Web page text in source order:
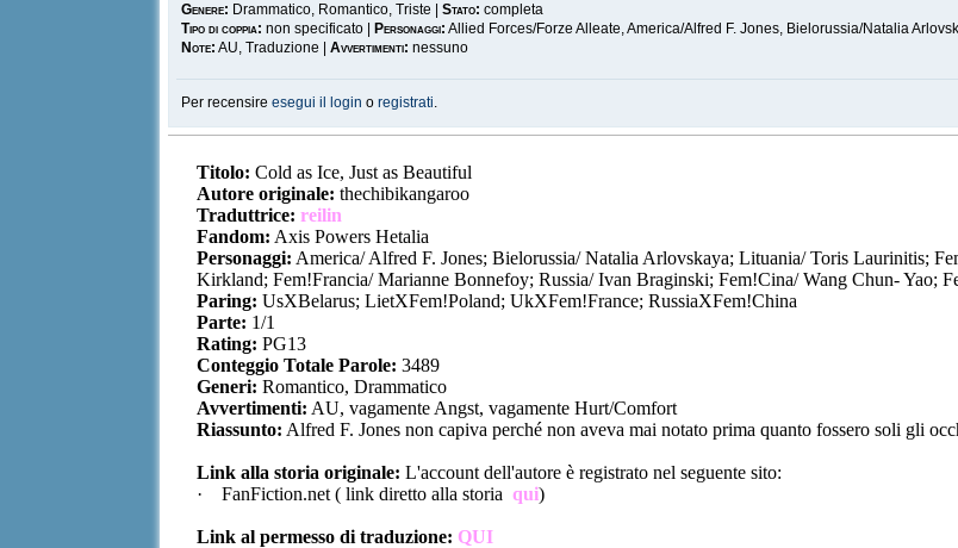
Genere: Drammatico, Romantico, Triste |Stato: completa
Tipo di coppia: non specificato | Personaggi: Allied Forces/Forze Alleate, America/Alfred F. Jones, Bielorussia/Natalia
Note: AU, Traduzione |Avvertimenti: nessuno
Per recensireesegui il login oregistrati.
Titolo:Cold as Ice, Just as Beautiful
Autore originale: thechibikangaroo
Traduttrice: reilin
Fandom: Axis Powers Hetalia
Personaggi: America/ Alfred F. Jones; Bielorussia/ Natalia Arlovskaya; Lituania/ Toris Laurinitis;
Kirkland; Fem!Francia/ Marianne Bonnefoy; Russia/ Ivan Braginski; Fem!Cina/ Wang Chun- Yao;
Paring: UsXBelarus; LietXFem!Poland; UkXFem!France; RussiaXFem!China
Parte: 1/1
Rating: PG13
Conteggio Totale Parole: 3489
Generi: Romantico, Drammatico
Avvertimenti: AU, vagamente Angst, vagamente Hurt/Comfort
Riassunto: Alfred F. Jones non capiva perché non aveva mai notato prima quanto fossero soli gli
Link alla storia originale: L'account dell'autore è registrato nel seguente sito:
· FanFiction.net ( link diretto alla storiaqui)
Link al permesso di traduzione: QUI